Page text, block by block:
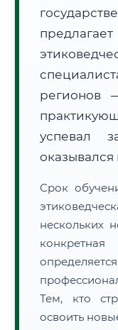
🔍Нажмите на
регионов
успевал
Срок
нескольких
Тем, кто
освоить